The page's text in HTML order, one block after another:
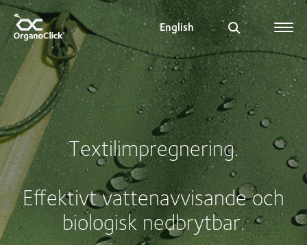
English
Search for:
Textilimpregnering.
Effektivt vattenavvisande och
biologisk nedbrytbar.